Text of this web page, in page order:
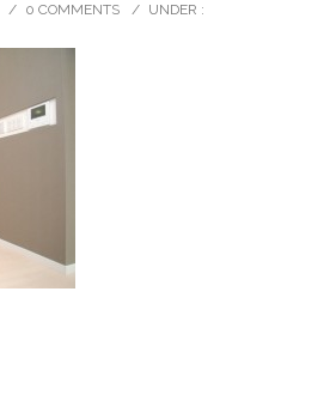
/ 0 COMMENTS / UNDER :